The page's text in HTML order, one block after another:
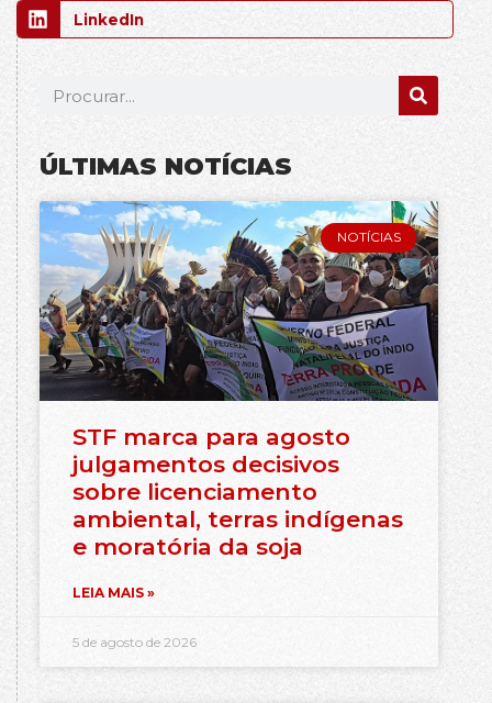
LinkedIn
ÚLTIMAS NOTÍCIAS
NOTÍCIAS
STF marca para agosto
julgamentos decisivos
sobre licenciamento
ambiental, terras indígenas
e moratória da soja
LEIA MAIS »
5 de agosto de 2026